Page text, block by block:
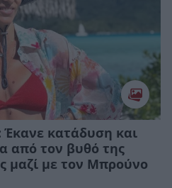
κατάδυση και
από τον βυθό της
μαζί με τον Μπρούνο